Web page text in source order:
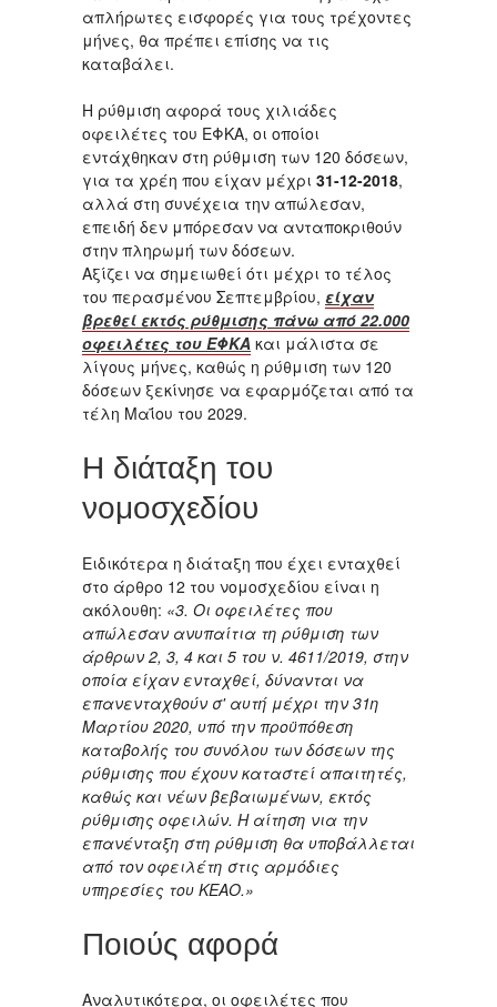
απλήρωτες εισφορές για τους τρέχοντες
μήνες, θα πρέπει επίσης να τις
καταβάλει.
Η ρύθμιση αφορά τους χιλιάδες
οφειλέτες του ΕΦΚΑ, οι οποίοι
εντάχθηκαν στη ρύθμιση των 120 δόσεων,
για τα χρέη που είχαν μέχρι 31-12-2018,
αλλά στη συνέχεια την απώλεσαν,
επειδή δεν μπόρεσαν να ανταποκριθούν
στην πληρωμή των δόσεων.
Αξίζει να σημειωθεί ότι μέχρι το τέλος
του περασμένου Σεπτεμβρίου, είχαν
βρεθεί εκτός ρύθμισης πάνω από 22.000
οφειλέτες του ΕΦΚΑ και μάλιστα σε
λίγους μήνες, καθώς η ρύθμιση των 120
δόσεων ξεκίνησε να εφαρμόζεται από τα
τέλη Μαΐου του 2029.
Η διάταξη του
νομοσχεδίου
Ειδικότερα η διάταξη που έχει ενταχθεί
στο άρθρο 12 του νομοσχεδίου είναι η
ακόλουθη: «3. Οι οφειλέτες που
απώλεσαν ανυπαίτια τη ρύθμιση των
άρθρων 2, 3, 4 και 5 του ν. 4611/2019, στην
οποία είχαν ενταχθεί, δύνανται να
επανενταχθούν σ' αυτή μέχρι την 31η
Μαρτίου 2020, υπό την προϋπόθεση
καταβολής του συνόλου των δόσεων της
ρύθμισης που έχουν καταστεί απαιτητές,
καθώς και νέων βεβαιωμένων, εκτός
ρύθμισης οφειλών. Η αίτηση νια την
επανένταξη στη ρύθμιση θα υποβάλλεται
από τον οφειλέτη στις αρμόδιες
υπηρεσίες του ΚΕΑΟ.»
Ποιούς αφορά
Αναλυτικότερα, οι οφειλέτες που